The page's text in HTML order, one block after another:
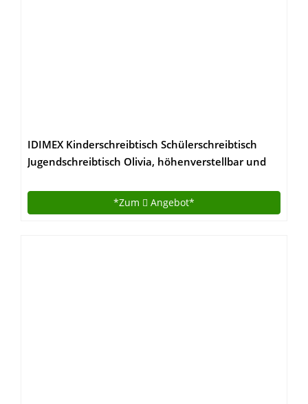
IDIMEX Kinderschreibtisch Schülerschreibtisch
Jugendschreibtisch Olivia, höhenverstellbar und
*Zum Angebot*